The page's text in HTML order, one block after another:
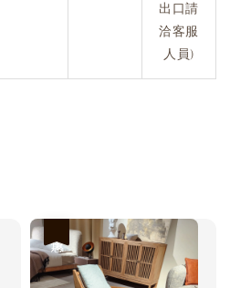
出口請
洽客服
人員)